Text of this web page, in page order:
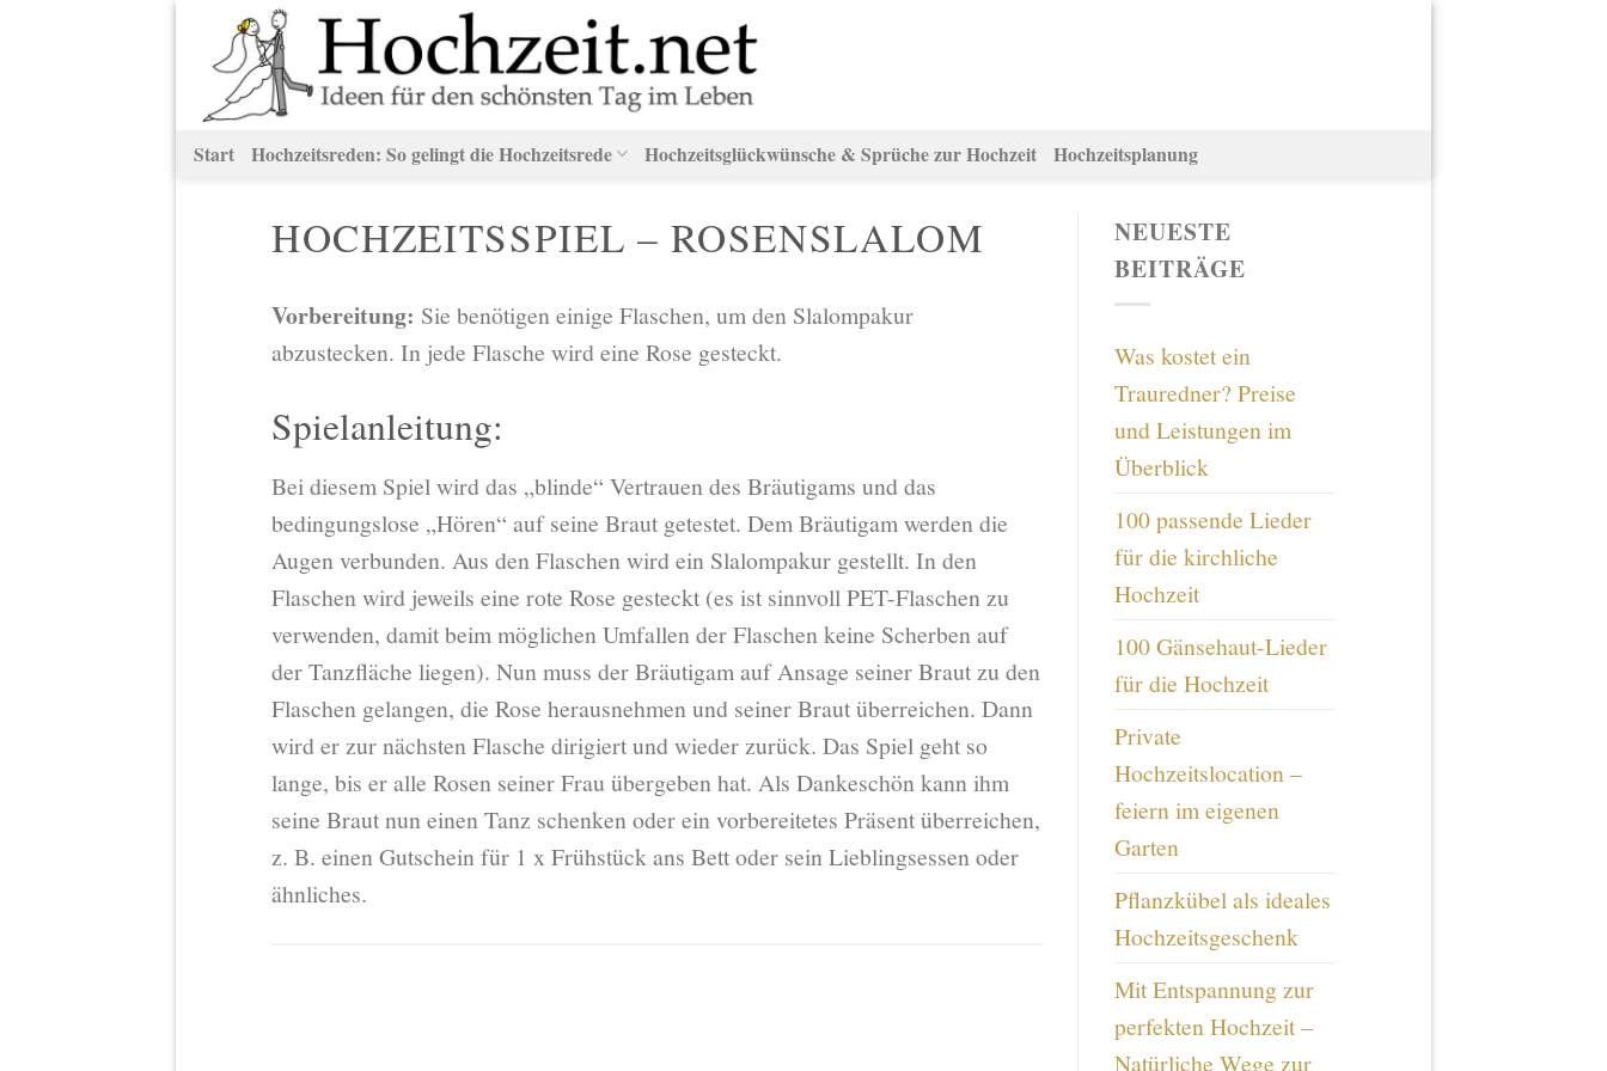
Inhalt
springen
Start Hochzeitsreden: So gelingt die Hochzeitsrede Hochzeitsglückwünsche & Sprüche zur Hochzeit Hochzeitsplanung
HOCHZEITSSPIEL – ROSENSLALOM
Vorbereitung: Sie benötigen einige Flaschen, um den Slalompakur
abzustecken. In jede Flasche wird eine Rose gesteckt.
Spielanleitung:
Bei diesem Spiel wird das „blinde“ Vertrauen des Bräutigams und das
bedingungslose „Hören“ auf seine Braut getestet. Dem Bräutigam werden die
Augen verbunden. Aus den Flaschen wird ein Slalompakur gestellt. In den
Flaschen wird jeweils eine rote Rose gesteckt (es ist sinnvoll PET-Flaschen zu
verwenden, damit beim möglichen Umfallen der Flaschen keine Scherben auf
der Tanzfläche liegen). Nun muss der Bräutigam auf Ansage seiner Braut zu den
Flaschen gelangen, die Rose herausnehmen und seiner Braut überreichen. Dann
wird er zur nächsten Flasche dirigiert und wieder zurück. Das Spiel geht so
lange, bis er alle Rosen seiner Frau übergeben hat. Als Dankeschön kann ihm
seine Braut nun einen Tanz schenken oder ein vorbereitetes Präsent überreichen,
z. B. einen Gutschein für 1 x Frühstück ans Bett oder sein Lieblingsessen oder
ähnliches.
NEUESTE
BEITRÄGE
Was kostet ein
Trauredner? Preise
und Leistungen im
Überblick
100 passende Lieder
für die kirchliche
Hochzeit
100 Gänsehaut-Lieder
für die Hochzeit
Private
Hochzeitslocation –
feiern im eigenen
Garten
Pflanzkübel als ideales
Hochzeitsgeschenk
Mit Entspannung zur
perfekten Hochzeit –
Natürliche Wege zur